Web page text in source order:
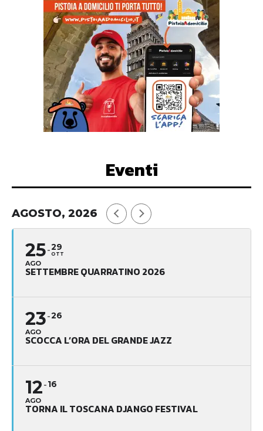
Eventi
AGOSTO, 2026
25
AGO
29
OTT
SETTEMBRE QUARRATINO 2026
23
AGO
26
SCOCCA L’ORA DEL GRANDE JAZZ
12
AGO
16
TORNA IL TOSCANA DJANGO FESTIVAL